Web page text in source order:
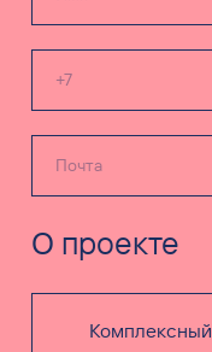
О проекте
Комплексный